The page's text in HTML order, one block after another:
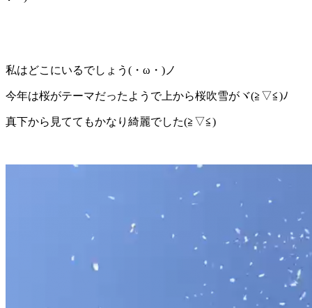
私はどこにいるでしょう(・ω・)ノ
今年は桜がテーマだったようで上から桜吹雪がヾ(≧▽≦)ﾉ
真下から見ててもかなり綺麗でした(≧▽≦)